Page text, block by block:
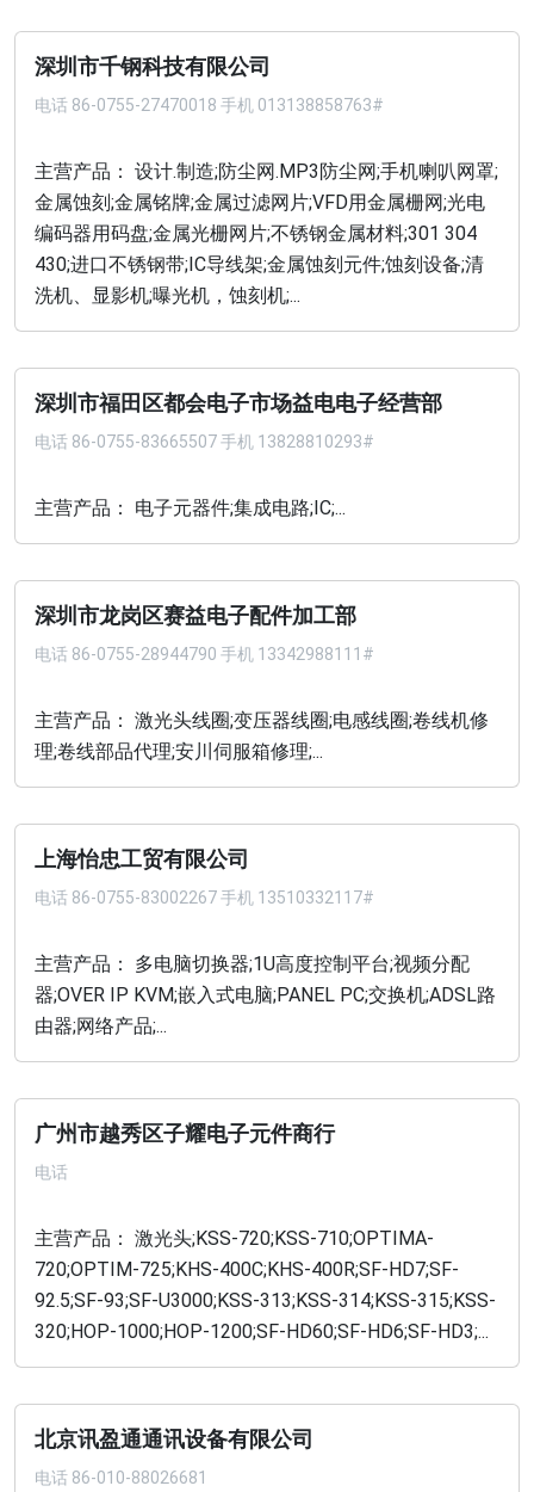
深圳市千钢科技有限公司
电话 86-0755-27470018 手机 013138858763#
主营产品： 设计.制造;防尘网.MP3防尘网;手机喇叭网罩;
金属蚀刻;金属铭牌;金属过滤网片;VFD用金属栅网;光电
编码器用码盘;金属光栅网片;不锈钢金属材料;301 304
430;进口不锈钢带;IC导线架;金属蚀刻元件;蚀刻设备;清
洗机、显影机;曝光机，蚀刻机;...
深圳市福田区都会电子市场益电电子经营部
电话 86-0755-83665507 手机 13828810293#
主营产品： 电子元器件;集成电路;IC;...
深圳市龙岗区赛益电子配件加工部
电话 86-0755-28944790 手机 13342988111#
主营产品： 激光头线圈;变压器线圈;电感线圈;卷线机修
理;卷线部品代理;安川伺服箱修理;...
上海怡忠工贸有限公司
电话 86-0755-83002267 手机 13510332117#
主营产品： 多电脑切换器;1U高度控制平台;视频分配
器;OVER IP KVM;嵌入式电脑;PANEL PC;交换机;ADSL路
由器;网络产品;...
广州市越秀区子耀电子元件商行
电话
主营产品： 激光头;KSS-720;KSS-710;OPTIMA-
720;OPTIM-725;KHS-400C;KHS-400R;SF-HD7;SF-
92.5;SF-93;SF-U3000;KSS-313;KSS-314;KSS-315;KSS-
320;HOP-1000;HOP-1200;SF-HD60;SF-HD6;SF-HD3;...
北京讯盈通通讯设备有限公司
电话 86-010-88026681